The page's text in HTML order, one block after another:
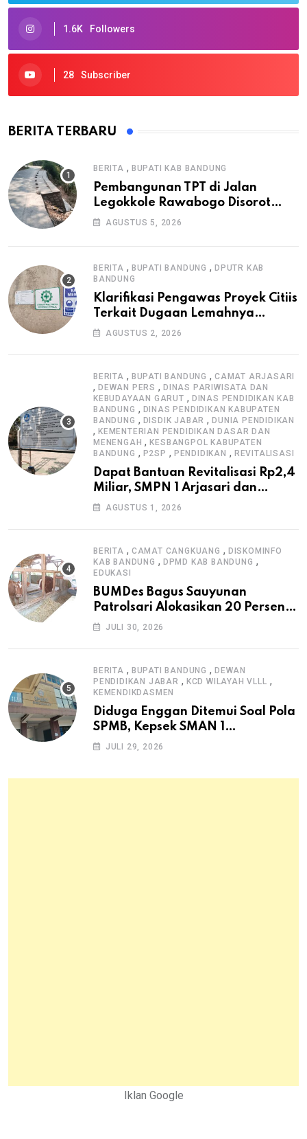
1.6K Followers
28 Subscriber
BERITA TERBARU
BERITA , BUPATI KAB BANDUNG
Pembangunan TPT di Jalan
Legokkole Rawabogo Disorot
Warga, Selesai Tanpa Papan
AGUSTUS 5, 2026
BERITA , BUPATI BANDUNG ,DPUTR KAB
BANDUNG
Klarifikasi Pengawas Proyek Citiis
Terkait Dugaan Lemahnya
Pengawasan K3
AGUSTUS 2, 2026
BERITA , BUPATI BANDUNG ,CAMAT ARJASARI
, DEWAN PERS , DINAS PARIWISATA DAN
KEBUDAYAAN GARUT , DINAS PENDIDIKAN KAB
BANDUNG , DINAS PENDIDIKAN KABUPATEN
BANDUNG , DISDIK JABAR ,DUNIA PENDIDIKAN
, KEMENTERIAN PENDIDIKAN DASAR DAN
MENENGAH ,KESBANGPOL KABUPATEN
BANDUNG , P2SP , PENDIDIKAN , REVITALISASI
Dapat Bantuan Revitalisasi Rp2,4
Miliar, SMPN 1 Arjasari dan
Masyarakat Sambut Antusias
AGUSTUS 1, 2026
BERITA , CAMAT CANGKUANG , DISKOMINFO
KAB BANDUNG , DPMD KAB BANDUNG ,
EDUKASI
BUMDes Bagus Sauyunan
Patrolsari Alokasikan 20 Persen
Dana Desa untuk Ketahanan
JULI 30, 2026
BERITA , BUPATI BANDUNG ,DEWAN
PENDIDIKAN JABAR , KCD WILAYAH VLLL ,
KEMENDIKDASMEN
Diduga Enggan Ditemui Soal Pola
SPMB, Kepsek SMAN 1
Dayeuhkolot Dikeluhkan Orang
JULI 29, 2026
Iklan Google